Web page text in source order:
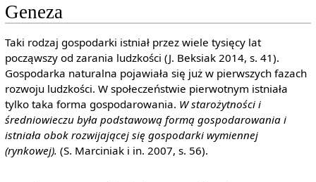
Geneza
Taki rodzaj gospodarki istniał przez wiele tysięcy lat
począwszy od zarania ludzkości (J. Beksiak 2014, s. 41).
Gospodarka naturalna pojawiała się już w pierwszych fazach
rozwoju ludzkości. W społeczeństwie pierwotnym istniała
tylko taka forma gospodarowania. W starożytności i
średniowieczu była podstawową formą gospodarowania i
istniała obok rozwijającej się gospodarki wymiennej
(rynkowej). (S. Marciniak i in. 2007, s. 56).